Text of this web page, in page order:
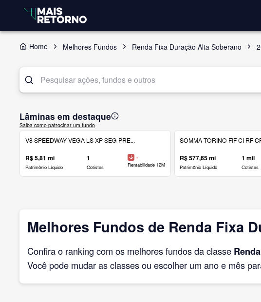
Home Melhores Fundos Renda Fixa Duração Alta Soberano
Lâminas em destaque
Saiba como patrocinar um fundo
V8 SPEEDWAY VEGA LS XP SEG PRE...
R$ 5,81 mi
Patrimônio Líquido
1
Cotistas
-
Rentabilidade 12M
SOMMA TORINO FIF CI RF
R$ 577,65 mi
Patrimônio Líquido
1 mil
Cotistas
Melhores Fundos de Renda Fixa
Confira o ranking com os melhores fundos da classe
Você pode mudar as classes ou escolher um ano e mês